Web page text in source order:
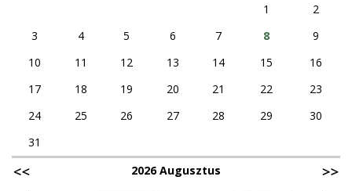
1
2
3
4 5 6 7 8
9
10
11 12 13 14 15
16
17
18 19 20 21 22
23
24
25 26 27 28 29
30
31
2026 Augusztus